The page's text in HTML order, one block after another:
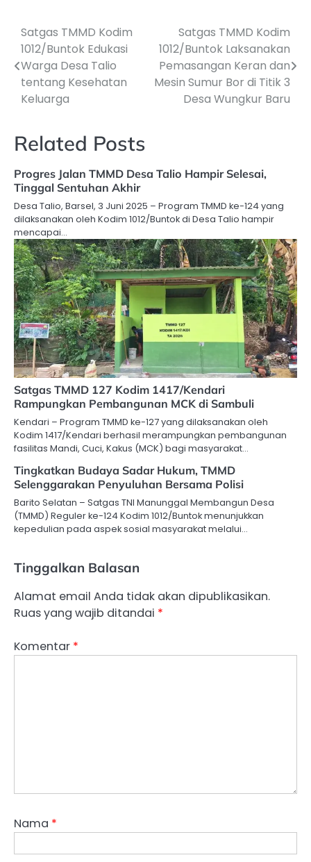
Navigasi
pos
Satgas TMMD Kodim
1012/Buntok Edukasi
Warga Desa Talio
tentang Kesehatan
Keluarga
Satgas TMMD Kodim
1012/Buntok Laksanakan
Pemasangan Keran dan
Mesin Sumur Bor di Titik 3
Desa Wungkur Baru
Related Posts
Progres Jalan TMMD Desa Talio Hampir Selesai,
Tinggal Sentuhan Akhir
Desa Talio, Barsel, 3 Juni 2025 – Program TMMD ke-124 yang
dilaksanakan oleh Kodim 1012/Buntok di Desa Talio hampir
mencapai…
Satgas TMMD 127 Kodim 1417/Kendari
Rampungkan Pembangunan MCK di Sambuli
Kendari – Program TMMD ke-127 yang dilaksanakan oleh
Kodim 1417/Kendari berhasil merampungkan pembangunan
fasilitas Mandi, Cuci, Kakus (MCK) bagi masyarakat…
Tingkatkan Budaya Sadar Hukum, TMMD
Selenggarakan Penyuluhan Bersama Polisi
Barito Selatan – Satgas TNI Manunggal Membangun Desa
(TMMD) Reguler ke-124 Kodim 1012/Buntok menunjukkan
kepedulian pada aspek sosial masyarakat melalui…
Tinggalkan Balasan
Alamat email Anda tidak akan dipublikasikan.
Ruas yang wajib ditandai *
Komentar *
Nama *